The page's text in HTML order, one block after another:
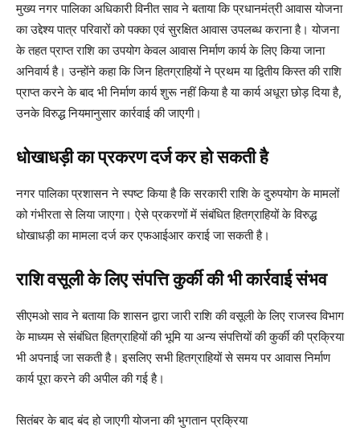
मुख्य नगर पालिका अधिकारी विनीत साव ने बताया कि प्रधानमंत्री आवास योजना
का उद्देश्य पात्र परिवारों को पक्का एवं सुरक्षित आवास उपलब्ध कराना है। योजना
के तहत प्राप्त राशि का उपयोग केवल आवास निर्माण कार्य के लिए किया जाना
अनिवार्य है। उन्होंने कहा कि जिन हितग्राहियों ने प्रथम या द्वितीय किस्त की राशि
प्राप्त करने के बाद भी निर्माण कार्य शुरू नहीं किया है या कार्य अधूरा छोड़ दिया है,
उनके विरुद्ध नियमानुसार कार्रवाई की जाएगी।
धोखाधड़ी का प्रकरण दर्ज कर हो सकती है
नगर पालिका प्रशासन ने स्पष्ट किया है कि सरकारी राशि के दुरुपयोग के मामलों
को गंभीरता से लिया जाएगा। ऐसे प्रकरणों में संबंधित हितग्राहियों के विरुद्ध
धोखाधड़ी का मामला दर्ज कर एफआईआर कराई जा सकती है।
राशि वसूली के लिए संपत्ति कुर्की की भी कार्रवाई संभव
सीएमओ साव ने बताया कि शासन द्वारा जारी राशि की वसूली के लिए राजस्व विभाग
के माध्यम से संबंधित हितग्राहियों की भूमि या अन्य संपत्तियों की कुर्की की प्रक्रिया
भी अपनाई जा सकती है। इसलिए सभी हितग्राहियों से समय पर आवास निर्माण
कार्य पूरा करने की अपील की गई है।
सितंबर के बाद बंद हो जाएगी योजना की भुगतान प्रक्रिया